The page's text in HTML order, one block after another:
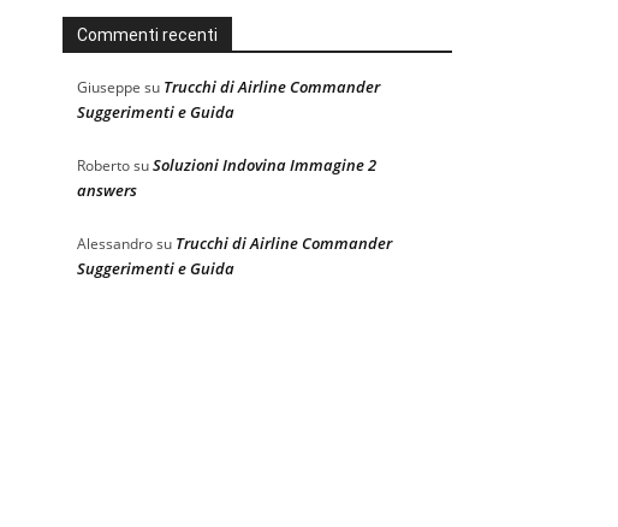
Commenti recenti
Giuseppe su Trucchi di Airline Commander
Suggerimenti e Guida
RobertosuSoluzioni Indovina Immagine 2
answers
Alessandrosu Trucchi di Airline Commander
Suggerimenti e Guida